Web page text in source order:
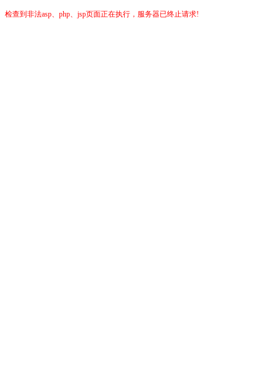
检查到非法asp、php、jsp页面正在执行，服务器已终止请求!